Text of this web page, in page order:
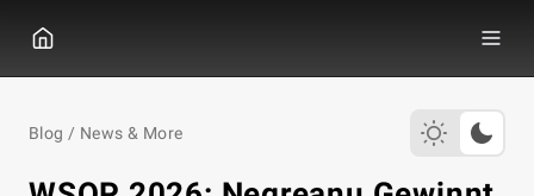
Blog / News & More